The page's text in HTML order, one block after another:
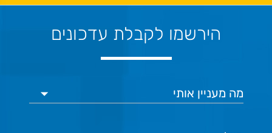
הירשמו לקבלת עדכונים